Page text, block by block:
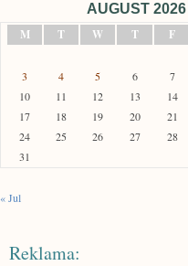
AUGUST 2026
M
T W T F
3
4 5 6 7
10
11 12 13 14
17
18 19 20 21
24
25 26 27 28
31
« Jul
Reklama: